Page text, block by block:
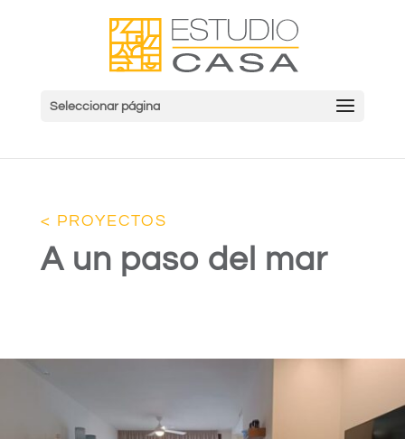
Seleccionar página
< PROYECTOS
A un paso del mar